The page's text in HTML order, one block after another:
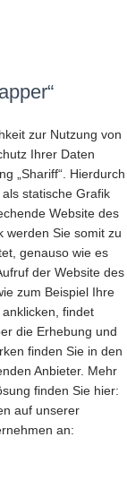
zur Nutzung von
Ihrer Daten
„Shariff“. Hierdurch
statische Grafik
Website des
werden Sie somit zu
genauso wie es
der Website des
zum Beispiel Ihre
findet
die Erhebung und
finden Sie in den
Anbieter. Mehr
finden Sie hier:
auf unserer
an: